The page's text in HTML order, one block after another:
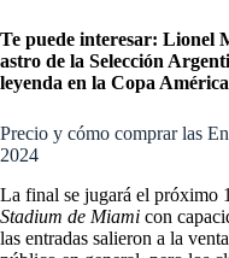
Te puede interesar: Lionel
astro de la Selección
leyenda en la Copa América
Precio y cómo comprar las
2024
La final se jugará el próximo
Stadium de Miami con
las entradas salieron a la